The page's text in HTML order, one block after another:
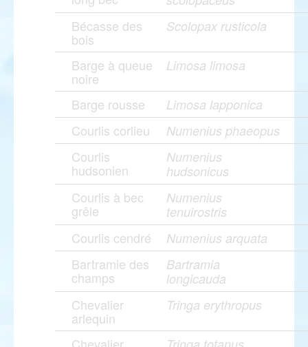
Bécasse des
bois
Scolopax rusticola
Barge à queue
noire
Limosa limosa
Barge rousse Limosa lapponica
Courlis corlieu Numenius phaeopus
Courlis
hudsonien
Numenius
hudsonicus
Courlis à bec
grêle
Numenius
tenuirostris
Courlis cendré Numenius arquata
Bartramie des
champs
Bartramia
longicauda
Chevalier
arlequin
Tringa erythropus